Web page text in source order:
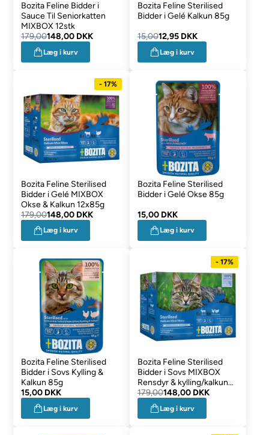
Bozita Feline Bidder i
Sauce Til Seniorkatten
MIXBOX 12stk
179,00148,00 DKK
Læg i kurv
Bozita Feline Sterilised
Bidder i Gelé Kalkun 85g
15,0012,95 DKK
Læg i kurv
- 17%
Bozita Feline Sterilised
Bidder i Gelé MIXBOX
Okse & Kalkun 12x85g
179,00148,00 DKK
Læg i kurv
Bozita Feline Sterilised
Bidder i Gelé Okse 85g
15,00 DKK
Læg i kurv
Bozita Feline Sterilised
Bidder i Sovs Kylling &
Kalkun 85g
15,00 DKK
Læg i kurv
- 17%
Bozita Feline Sterilised
Bidder i Sovs MIXBOX
Rensdyr & kylling/kalkun
12x85g
179,00148,00 DKK
Læg i kurv